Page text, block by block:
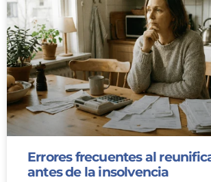
Errores frecuentes al
antes de la insolvencia